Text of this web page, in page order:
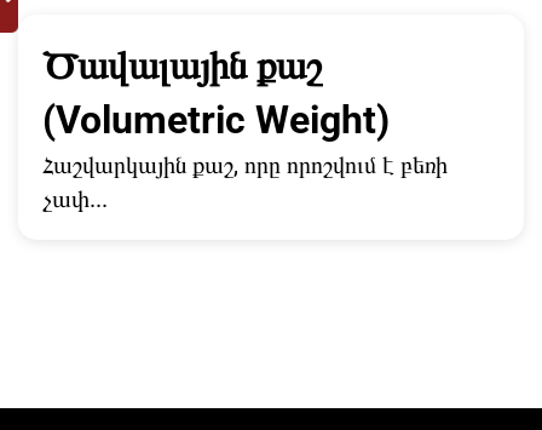
Ծավալային քաշ
(Volumetric Weight)
Հաշվարկային քաշ, որը որոշվում է բեռի
չափ...